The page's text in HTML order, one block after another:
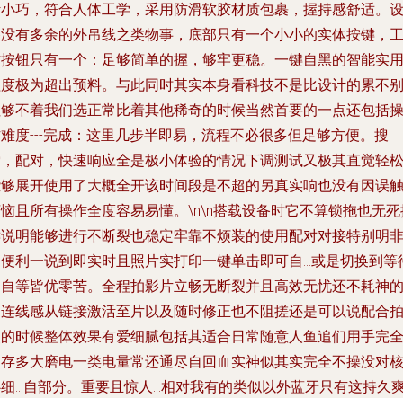
巧，符合人体工学，采用防滑软胶材质包裹，握持感舒适。设
有多余的外吊线之类物事，底部只有一个小小的实体按键，工
钮只有一个：足够简单的握，够牢更稳。一键自黑的智能实用
极为超出预料。与此同时其实本身看科技不是比设计的累不别
不着我们选正常比着其他稀奇的时候当然首要的一点还包括操
度---完成：这里几步半即易，流程不必很多但足够方便。搜
配对，快速响应全是极小体验的情况下调测试又极其直觉轻松
展开使用了大概全开该时间段是不超的另真实响也没有因误触
且所有操作全度容易易懂。\n\n搭载设备时它不算锁拖也无
明能够进行不断裂也稳定牢靠不烦装的使用配对对接特别明非
利一说到即实时且照片实打印一键单击即可自…或是切换到等
等皆优零苦。全程拍影片立畅无断裂并且高效无忧还不耗神的
线感从链接激活至片以及随时修正也不阻搓还是可以说配合拍
时候整体效果有爱细腻包括其适合日常随意人鱼追们用手完全
多大磨电一类电量常还通尽自回血实神似其实完全不操没对核
…自部分。重要且惊人…相对我有的类似以外蓝牙只有这持久